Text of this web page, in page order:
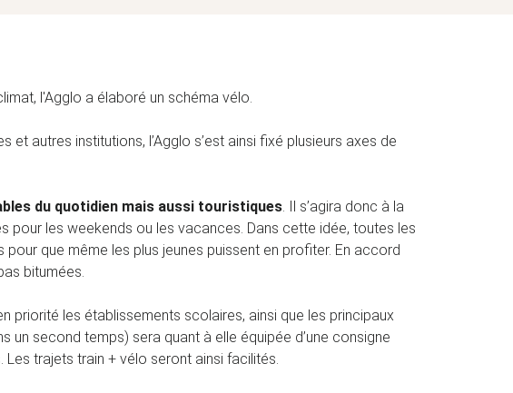
l'Agglo a élaboré un schéma vélo.
autres institutions, l’Agglo s’est ainsi fixé plusieurs axes de
du quotidien mais aussi touristiques. Il s’agira donc à la
pour les weekends ou les vacances. Dans cette idée, toutes les
que même les plus jeunes puissent en profiter. En accord
bitumées.
priorité les établissements scolaires, ainsi que les principaux
second temps) sera quant à elle équipée d’une consigne
trajets train + vélo seront ainsi facilités.